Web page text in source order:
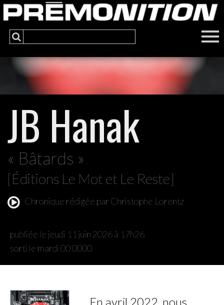
JB Hanak
« Bâtards »
[Éditions Le Mot et Le Reste]
Chronique rédigée par Christophe Lorentz
publiée le jeudi 11 juin 2026 à 17h26
sorti le mardi 00 0000
En avril 2022, nous